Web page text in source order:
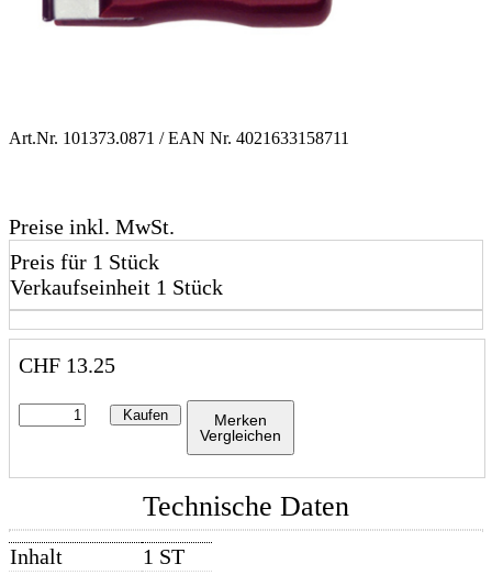
Art.Nr. 101373.0871 / EAN Nr. 4021633158711
Preise inkl. MwSt.
Preis für 1 Stück
Verkaufseinheit 1 Stück
CHF 13.25
Kaufen
Merken
Vergleichen
Technische Daten
Inhalt
1 ST